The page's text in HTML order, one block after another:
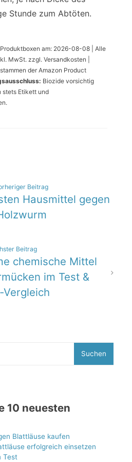
Stunde zum Abtöten.
am: 2026-08-08 | Alle
MwSt. zzgl. Versandkosten |
der Amazon Product
Biozide vorsichtig
stets Etikett und
Beitrag
Hausmittel gegen
Beitrag
chemische Mittel
im Test &
Vergleich
10 neuesten
Blattläuse kaufen
erfolgreich einsetzen
Test